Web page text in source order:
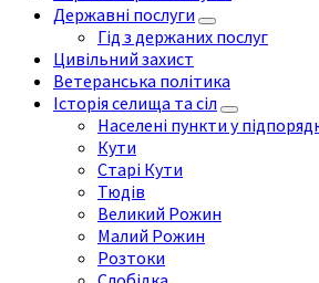
Державні послуги
Гід з держаних послуг
Цивільний захист
Ветеранська політика
Історія селища та сіл
Населені пункти у
Кути
Старі Кути
Тюдів
Великий Рожин
Малий Рожин
Розтоки